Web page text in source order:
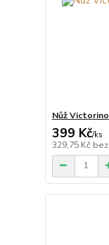
Nůž
399 Kč/ks
329,75 Kč